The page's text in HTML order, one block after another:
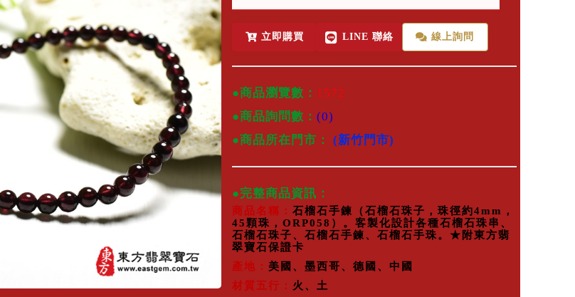
立即購買 LINE 聯絡 線上詢問
●商品瀏覽數： 1572
●商品詢問數： (0)
●商品所在門市：
(新竹門市)
●完整商品資訊：
商品名稱： 石榴石手鍊（石榴石珠子，珠徑約4mm，
45顆珠，ORP058）。客製化設計各種石榴石珠串、
石榴石珠子、石榴石手鍊、石榴石手珠。★附東方翡
翠寶石保證卡
產地： 美國、墨西哥、德國、中國
材質五行： 火、土